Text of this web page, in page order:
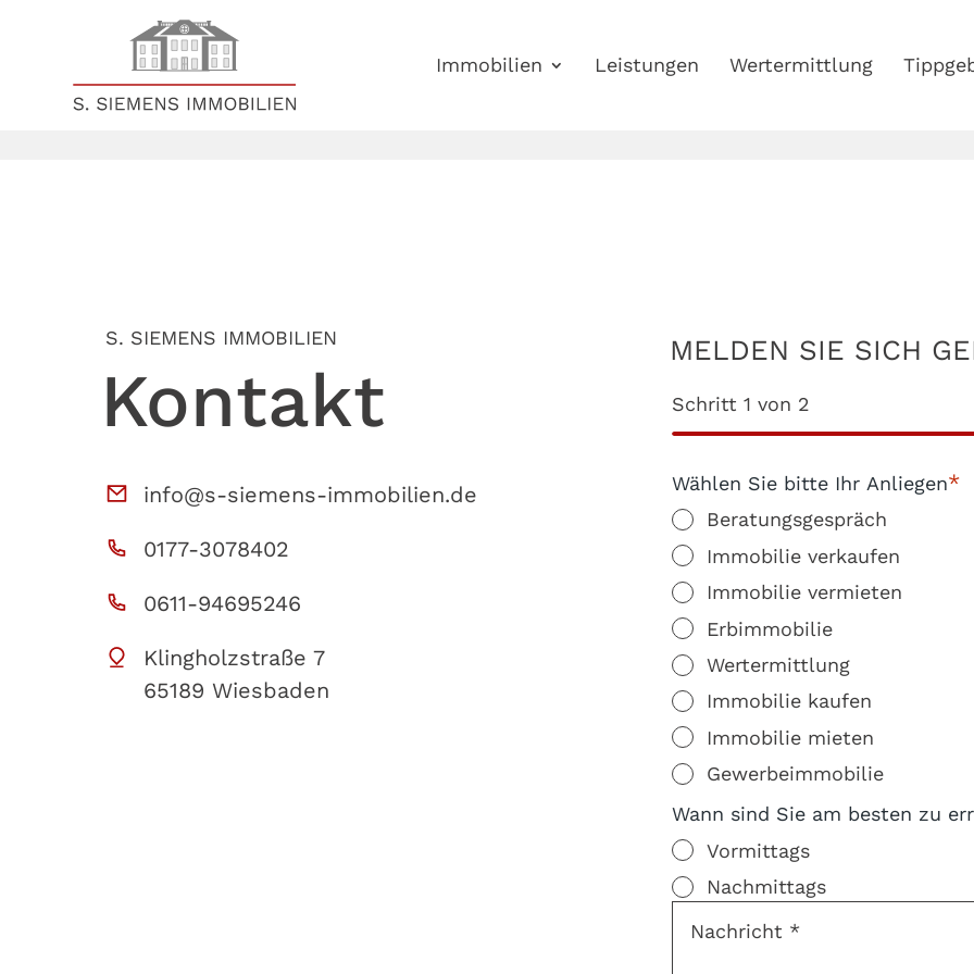
Immobilien Leistungen Wertermittlung
S. SIEMENS IMMOBILIEN
Kontakt
info@s-siemens-immobilien.de
0177-3078402
0611-94695246
Klingholzstraße 7
65189 Wiesbaden
MELDEN SIE SICH
Schritt 1 von 2
Wählen Sie bitte Ihr Anliegen*
Beratungsgespräch
Immobilie verkaufen
Immobilie vermieten
Erbimmobilie
Wertermittlung
Immobilie kaufen
Immobilie mieten
Gewerbeimmobilie
Wann sind Sie am besten zu
Vormittags
Nachmittags